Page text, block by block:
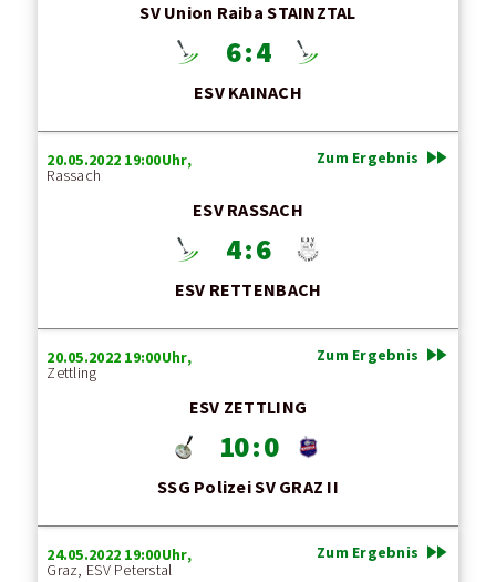
SV Union Raiba STAINZTAL
6 : 4
ESV KAINACH
20.05.2022 19:00Uhr,
Rassach
ESV RASSACH
4 : 6
ESV RETTENBACH
Zum Ergebnis fast_forward
20.05.2022 19:00Uhr,
Zettling
ESV ZETTLING
10 : 0
SSG Polizei SV GRAZ II
Zum Ergebnis fast_forward
24.05.2022 19:00Uhr,
Graz, ESV Peterstal
Zum Ergebnis fast_forward